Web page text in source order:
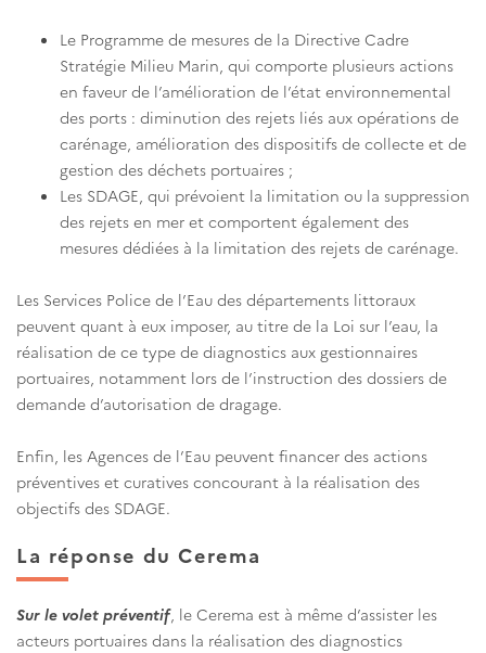
Le Programme de mesures de la Directive Cadre
Stratégie Milieu Marin, qui comporte plusieurs actions
en faveur de l’amélioration de l’état environnemental
des ports : diminution des rejets liés aux opérations de
carénage, amélioration des dispositifs de collecte et de
gestion des déchets portuaires ;
Les SDAGE, qui prévoient la limitation ou la suppression
des rejets en mer et comportent également des
mesures dédiées à la limitation des rejets de carénage.
Les Services Police de l’Eau des départements littoraux
peuvent quant à eux imposer, au titre de la Loi sur l’eau, la
réalisation de ce type de diagnostics aux gestionnaires
portuaires, notamment lors de l’instruction des dossiers de
demande d’autorisation de dragage.
Enfin, les Agences de l’Eau peuvent financer des actions
préventives et curatives concourant à la réalisation des
objectifs des SDAGE.
La réponse du Cerema
Sur le volet préventif, le Cerema est à même d’assister les
acteurs portuaires dans la réalisation des diagnostics